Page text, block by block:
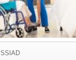
SSIAD